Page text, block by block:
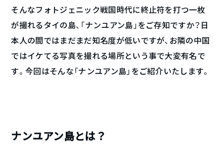
そんなフォトジェニック戦国時代に終止符を打つ一枚
が撮れるタイの島、「ナンユアン島」をご存知ですか？日
本人の間ではまだまだ知名度が低いですが、お隣の中国
ではイケてる写真を撮れる場所という事で大変有名で
す。今回はそんな「ナンユアン島」をご紹介いたします。
ナンユアン島とは？